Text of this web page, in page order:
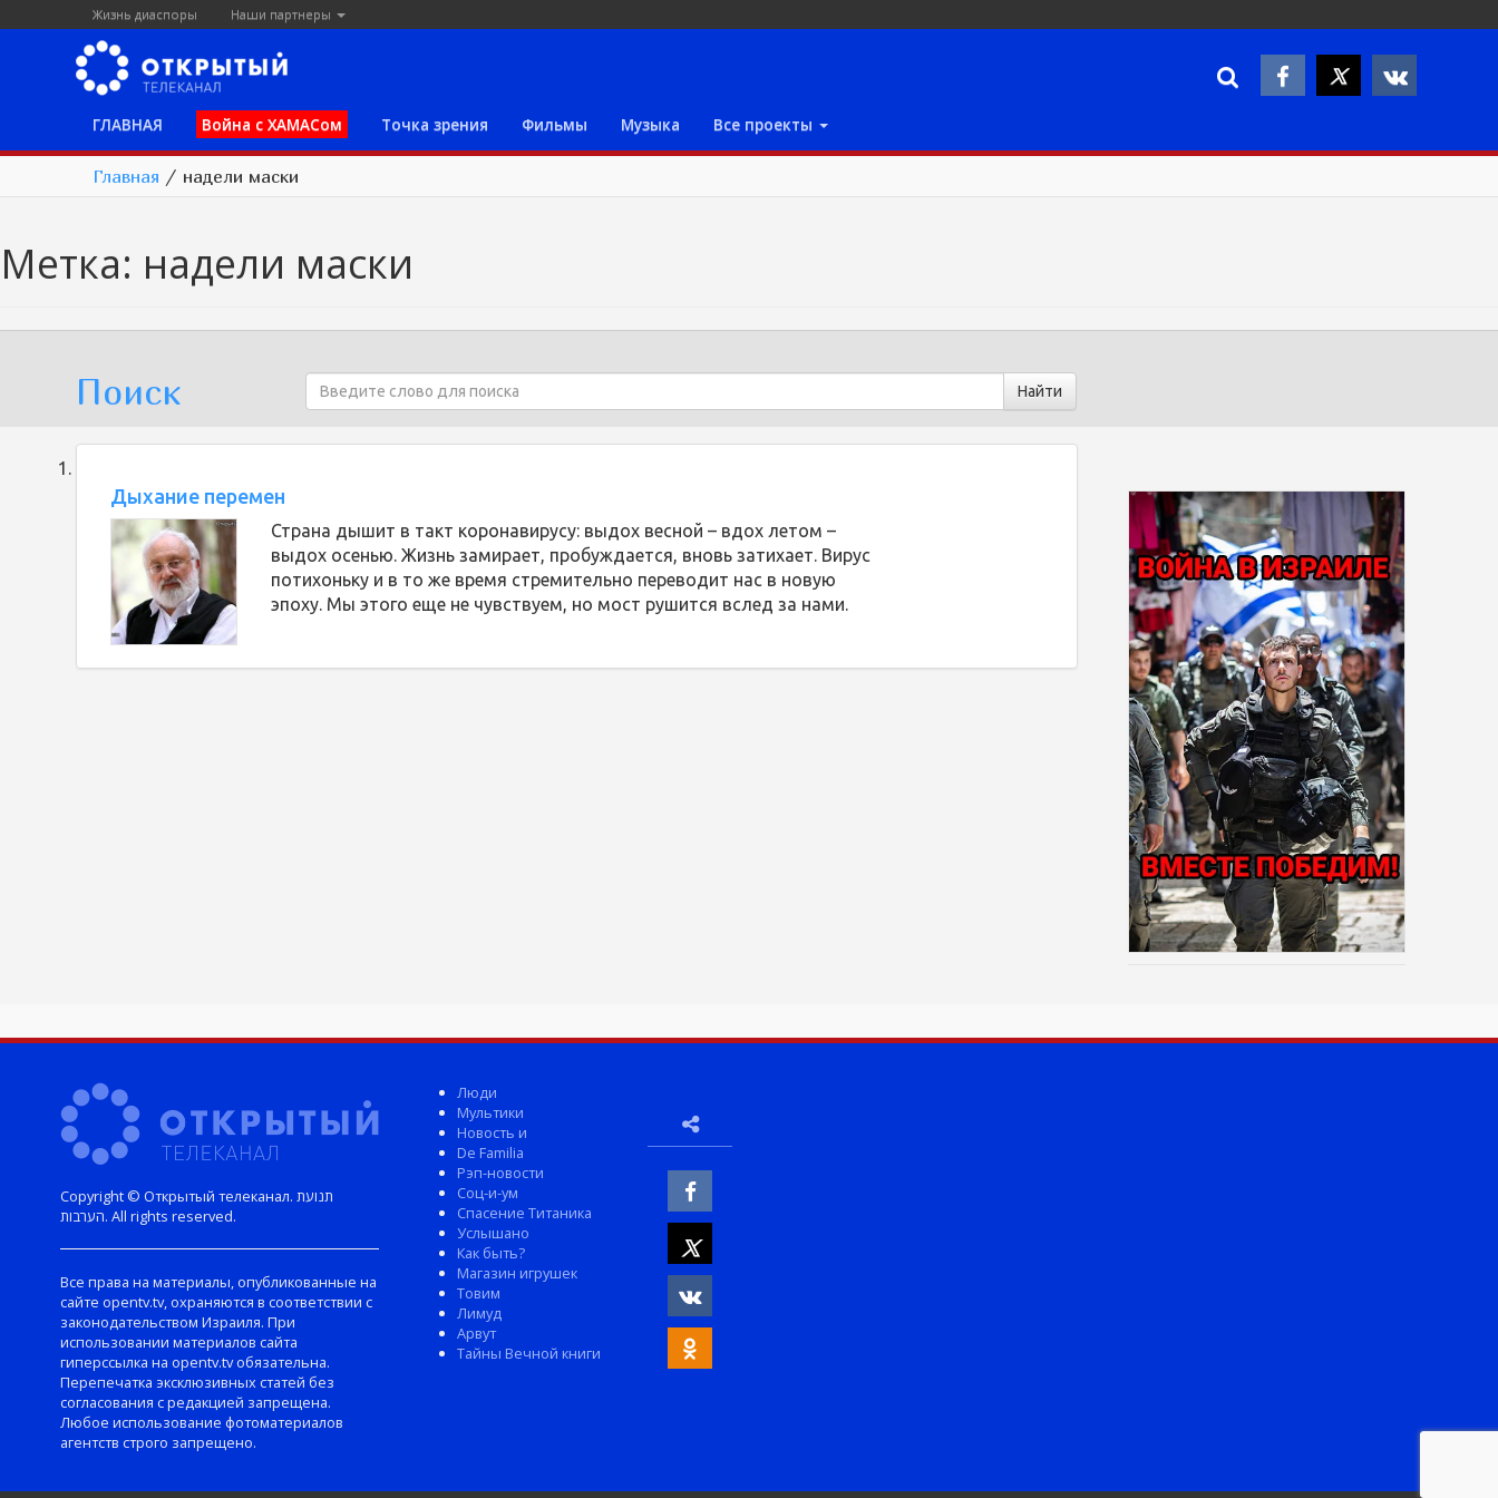
Жизнь диаспоры Наши партнеры
ГЛАВНАЯ Война с ХАМАСом Точка зрения Фильмы Музыка Все проекты
Главная / надели маски
Метка: надели маски
Поиск
Дыхание перемен
Страна дышит в такт коронавирусу: выдох весной – вдох летом –
выдох осенью. Жизнь замирает, пробуждается, вновь затихает. Вирус
потихоньку и в то же время стремительно переводит нас в новую
эпоху. Мы этого еще не чувствуем, но мост рушится вслед за нами.
Copyright © Открытый телеканал. תנועת
הערבות. All rights reserved.
Все права на материалы, опубликованные на
сайте opentv.tv, охраняются в соответствии с
законодательством Израиля. При
использовании материалов сайта
гиперссылка на opentv.tv обязательна.
Перепечатка эксклюзивных статей без
согласования с редакцией запрещена.
Любое использование фотоматериалов
агентств строго запрещено.
Люди
Мультики
Новость и
De Familia
Рэп-новости
Соц-и-ум
Спасение Титаника
Услышано
Как быть?
Магазин игрушек
Товим
Лимуд
Арвут
Тайны Вечной книги